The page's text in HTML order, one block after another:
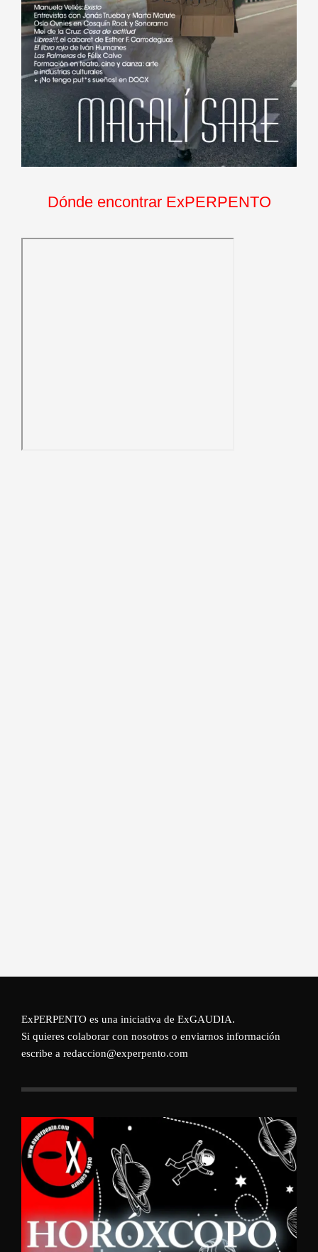
Dónde encontrar ExPERPENTO
ExPERPENTO es una iniciativa de ExGAUDIA.
Si quieres colaborar con nosotros o enviarnos información
escribe a redaccion@experpento.com